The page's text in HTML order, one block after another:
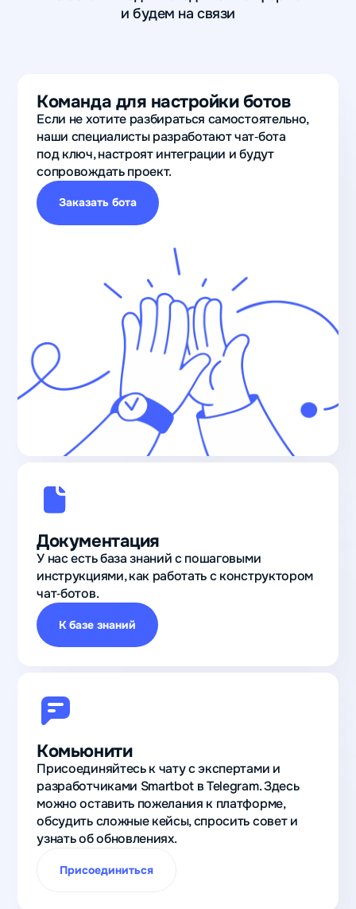
и будем на связи
Команда для настройки ботов
Если не хотите разбираться самостоятельно,
наши специалисты разработают чат‑бота
под ключ, настроят интеграции и будут
сопровождать проект.
Заказать бота
Документация
У нас есть база знаний с пошаговыми
инструкциями, как работать с конструктором
чат‑ботов.
К базе знаний
Комьюнити
Присоединяйтесь к чату с экспертами и
разработчиками Smartbot в Telegram. Здесь
можно оставить пожелания к платформе,
обсудить сложные кейсы, спросить совет и
узнать об обновлениях.
Присоединиться